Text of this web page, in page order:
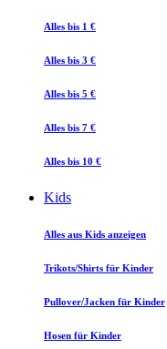
Alles bis 1 €
Alles bis 3 €
Alles bis 5 €
Alles bis 7 €
Alles bis 10 €
Kids
Alles aus Kids anzeigen
Trikots/Shirts für Kinder
Pullover/Jacken für Kinder
Hosen für Kinder